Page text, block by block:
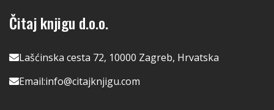
Čitaj knjigu d.o.o.
Lašćinska cesta 72, 10000 Zagreb, Hrvatska
Email:info@citajknjigu.com